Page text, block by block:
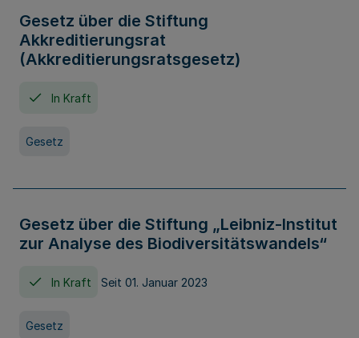
Gesetz über die Stiftung
Akkreditierungsrat
(Akkreditierungsratsgesetz)
In Kraft
Gesetz
Gesetz über die Stiftung „Leibniz-Institut
zur Analyse des Biodiversitätswandels“
In Kraft Seit 01. Januar 2023
Gesetz